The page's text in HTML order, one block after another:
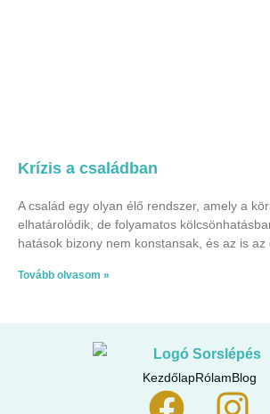
Krízis a családban
A család egy olyan élő rendszer, amely a
elhatárolódik, de folyamatos
hatások bizony nem konstansak, és az is az
Tovább olvasom »
KezdőlapRólamBlog